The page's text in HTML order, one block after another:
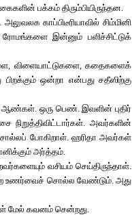
பக்கம் திரும்பியிருந்தன.
காப்பிடீரியாவில் சிம்மினி
இன்னும் பளிச்சிட்டுக்
விளையாட்டுகளை, கதைகளைக்
ஒன்றா என்பது சதீஸிற்கு
ஆண்கள். ஒரு பெண். இவளின் புதிர்
நிறுத்திவிட்டார்கள். அவர்களின்
போகிறாள். ஹரிதா அவர்கள்
அர்த்தம்.
வசியம் செய்திருந்தாள்.
உணர்வைச் சொல்ல வேண்டும். அது
மேல் கவனம் சென்றது.